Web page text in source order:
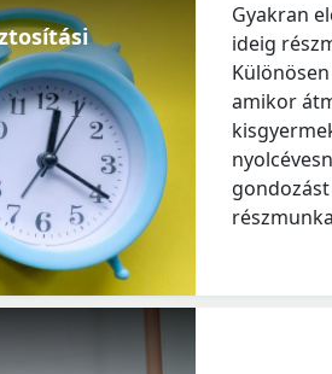
Gyakran
ideig
amikor